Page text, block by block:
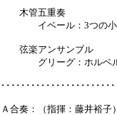
木管五重奏
イベール：3つの小
弦楽アンサンブル
グリーグ：ホルベル
･･････････････････････
Ａ合奏：（指揮：藤井裕子）